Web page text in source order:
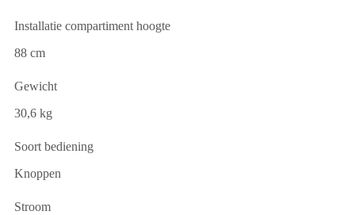
Installatie compartiment hoogte
88 cm
Gewicht
30,6 kg
Soort bediening
Knoppen
Stroom